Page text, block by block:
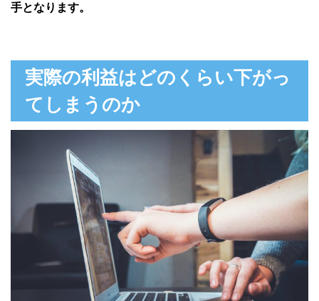
手となります。
実際の利益はどのくらい下がっ
てしまうのか